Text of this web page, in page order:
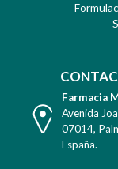
Farmacia
Dirección
Avenida
07014,
España.